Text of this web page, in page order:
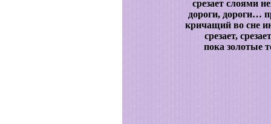
срезает слоями
дороги, дороги…
кричащий во сне
срезает,
пока золотые